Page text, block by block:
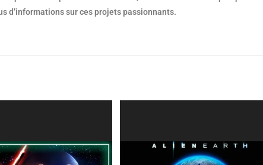
d’informations sur ces projets passionnants.